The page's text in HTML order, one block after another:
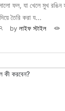
ফল, যা খেলে মুখ রঙিন
তৈরি করা য...
by লাইফ স্টাইল